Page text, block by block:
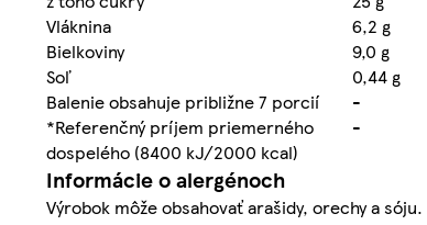
Vláknina
6,2 g
Bielkoviny
9,0 g
Soľ
0,44 g
Balenie obsahuje približne 7 porcií
-
*Referenčný príjem priemerného
dospelého (8400 kJ/2000 kcal)
-
Informácie o alergénoch
Výrobok môže obsahovať arašidy, orechy a sóju.